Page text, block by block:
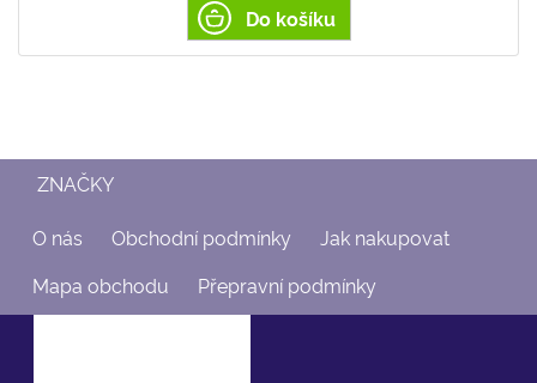
Do košíku
ZNAČKY
O nás Obchodní podmínky
Jak nakupovat
Mapa obchodu
Přepravní podmínky